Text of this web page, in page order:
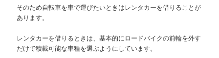
そのため自転車を車で運びたいときはレンタカーを借りることが
あります。
レンタカーを借りるときは、基本的にロードバイクの前輪を外す
だけで積載可能な車種を選ぶようにしています。